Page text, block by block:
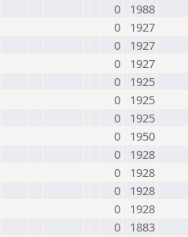
0
1988
0
1927
0
1927
0
1927
0
1925
0
1925
0
1925
0
1950
0
1928
0
1928
0
1928
0
1928
0
1883